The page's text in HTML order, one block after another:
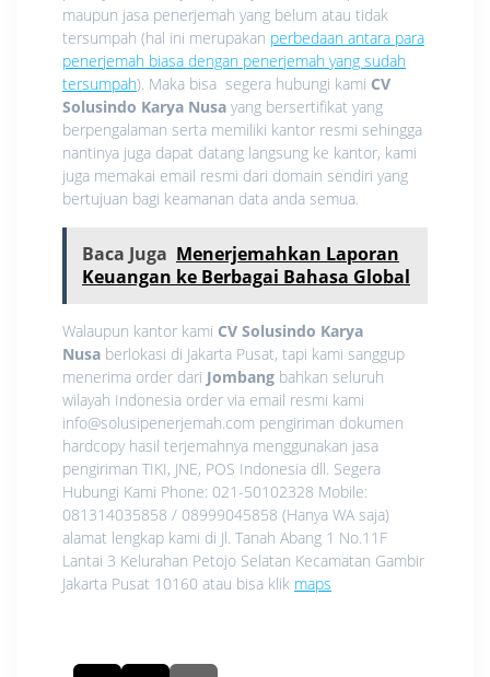
maupun jasa penerjemah yang belum atau tidak
tersumpah (hal ini merupakan perbedaan antara para
penerjemah biasa dengan penerjemah yang sudah
tersumpah). Maka bisa segera hubungi kami CV
Solusindo Karya Nusa yang bersertifikat yang
berpengalaman serta memiliki kantor resmi sehingga
nantinya juga dapat datang langsung ke kantor, kami
juga memakai email resmi dari domain sendiri yang
bertujuan bagi keamanan data anda semua.
Baca Juga Menerjemahkan Laporan
Keuangan ke Berbagai Bahasa Global
Walaupun kantor kami CV Solusindo Karya
Nusa berlokasi di Jakarta Pusat, tapi kami sanggup
menerima order dari Jombang bahkan seluruh
wilayah Indonesia order via email resmi kami
info@solusipenerjemah.com pengiriman dokumen
hardcopy hasil terjemahnya menggunakan jasa
pengiriman TIKI, JNE, POS Indonesia dll. Segera
Hubungi Kami Phone: 021-50102328 Mobile:
081314035858 / 08999045858 (Hanya WA saja)
alamat lengkap kami di Jl. Tanah Abang 1 No.11F
Lantai 3 Kelurahan Petojo Selatan Kecamatan Gambir
Jakarta Pusat 10160 atau bisa klik maps